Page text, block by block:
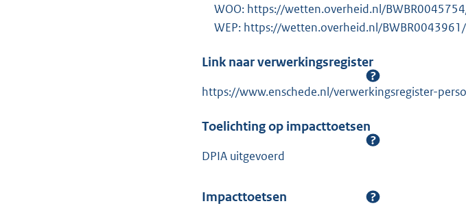
WOO: https://wetten.overheid.nl/
WEP: https://wetten.overheid.nl/
Link naar verwerkingsregister
https://www.enschede.nl/verwerkingsregister-
Toelichting op impacttoetsen
DPIA uitgevoerd
Impacttoetsen